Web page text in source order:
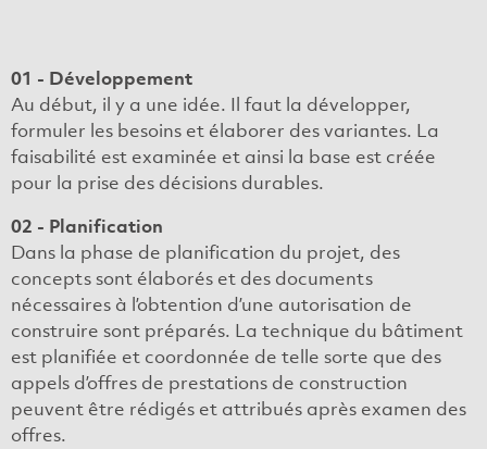
01 - Développement
Au début, il y a une idée. Il faut la développer,
formuler les besoins et élaborer des variantes. La
faisabilité est examinée et ainsi la base est créée
pour la prise des décisions durables.
02 - Planification
Dans la phase de planification du projet, des
concepts sont élaborés et des documents
nécessaires à l’obtention d’une autorisation de
construire sont préparés. La technique du bâtiment
est planifiée et coordonnée de telle sorte que des
appels d’offres de prestations de construction
peuvent être rédigés et attribués après examen des
offres.